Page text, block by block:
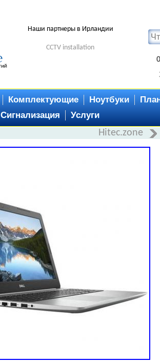
Наши партнеры в Ирландии
CCTV installation
Комплектующие Ноутбуки
Сигнализация Услуги
Hitec.zone